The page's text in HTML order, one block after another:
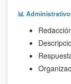
📊